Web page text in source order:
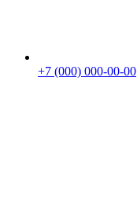
+7 (000) 000-00-00